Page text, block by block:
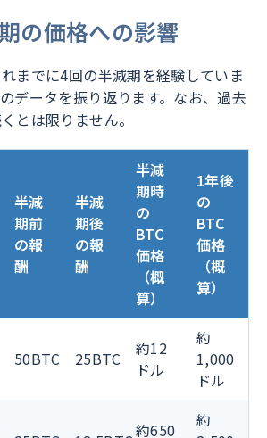
の価格への影響
までに4回の半減期を経験していま
データを振り返ります。なお、過去
とは限りません。
半減
期前
の報
酬
半減
期後
の報
酬
半減
期時
の
BTC
価格
（概
算）
1年後
の
BTC
価格
（概
算）
50BTC 25BTC
約12
ドル
約
1,000
ドル
約650
約